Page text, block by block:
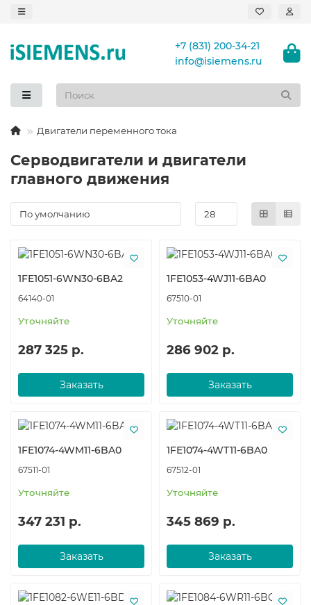
+7 (831) 200-34-21
info@isiemens.ru
Двигатели переменного тока
Серводвигатели и двигатели
главного движения
1FE1051-6WN30-6BA2
64140-01
Уточняйте
287 325 р.
Заказать
1FE1053-4WJ11-6BA0
67510-01
Уточняйте
286 902 р.
Заказать
1FE1074-4WM11-6BA0
67511-01
Уточняйте
347 231 р.
Заказать
1FE1074-4WT11-6BA0
67512-01
Уточняйте
345 869 р.
Заказать